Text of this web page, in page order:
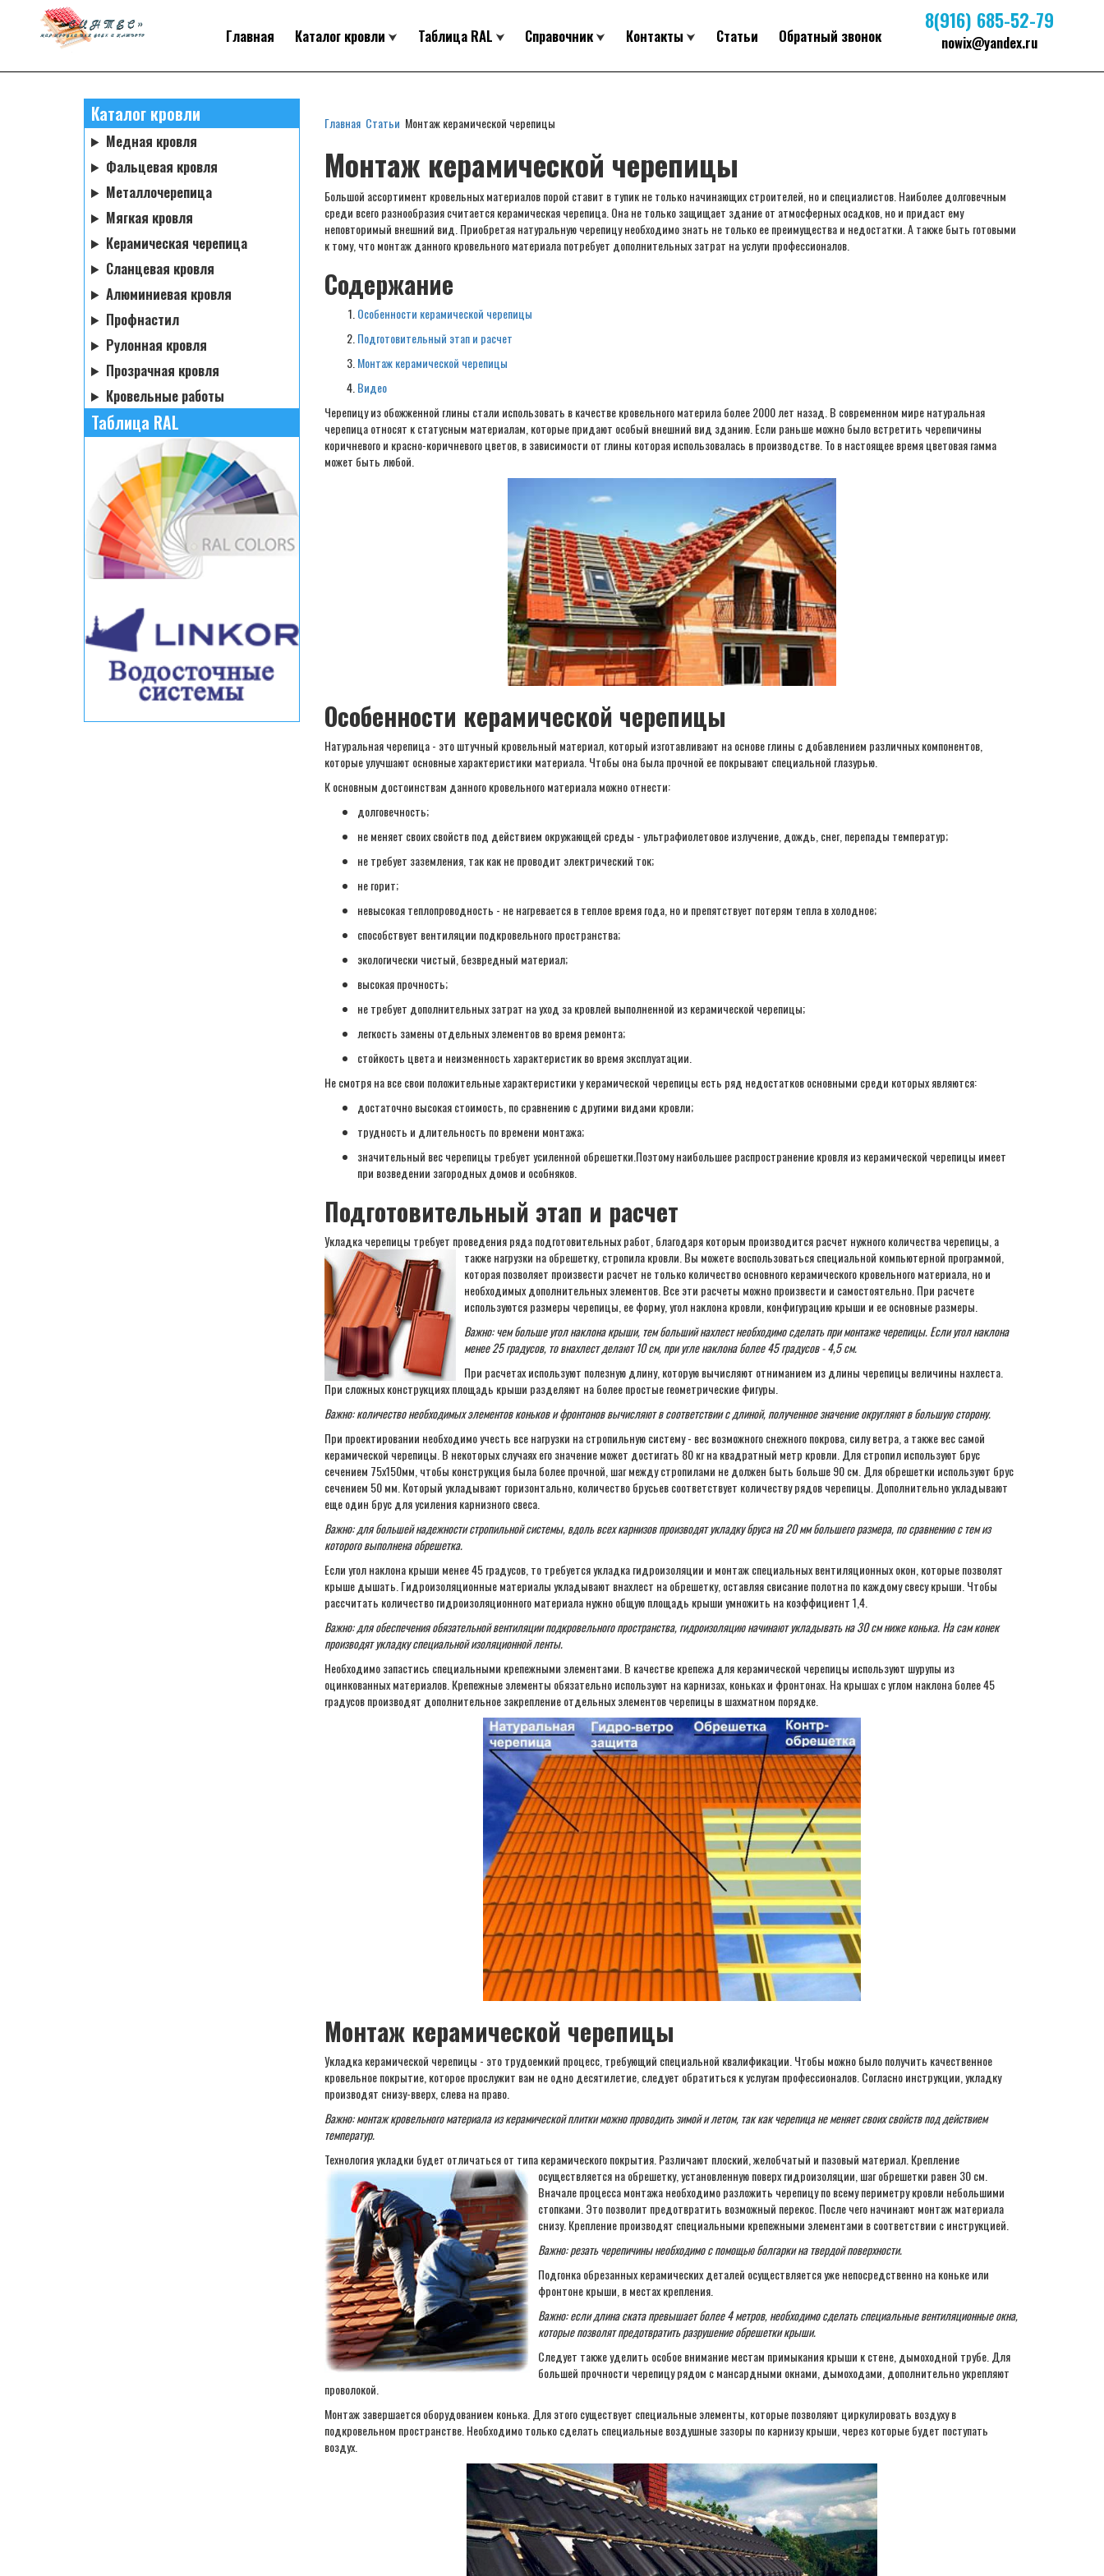
Главная Каталог кровли Таблица RAL Справочник Контакты Статьи Обратный звонок
8(916) 685-52-79
nowix@yandex.ru
Каталог кровли
Медная кровля
Фальцевая кровля
Металлочерепица
Мягкая кровля
Керамическая черепица
Сланцевая кровля
Алюминиевая кровля
Профнастил
Рулонная кровля
Прозрачная кровля
Кровельные работы
Таблица RAL
Главная Статьи Монтаж керамической черепицы
Монтаж керамической черепицы
Большой ассортимент кровельных материалов порой ставит в тупик не только начинающих строителей, но и специалистов. Наиболее долговечным
среди всего разнообразия считается керамическая черепица. Она не только защищает здание от атмосферных осадков, но и придаст ему
неповторимый внешний вид. Приобретая натуральную черепицу необходимо знать не только ее преимущества и недостатки. А также быть готовыми
к тому, что монтаж данного кровельного материала потребует дополнительных затрат на услуги профессионалов.
Содержание
Особенности керамической черепицы
Подготовительный этап и расчет
Монтаж керамической черепицы
Видео
Черепицу из обожженной глины стали использовать в качестве кровельного материла более 2000 лет назад. В современном мире натуральная
черепица относят к статусным материалам, которые придают особый внешний вид зданию. Если раньше можно было встретить черепичины
коричневого и красно-коричневого цветов, в зависимости от глины которая использовалась в производстве. То в настоящее время цветовая гамма
может быть любой.
Особенности керамической черепицы
Натуральная черепица - это штучный кровельный материал, который изготавливают на основе глины с добавлением различных компонентов,
которые улучшают основные характеристики материала. Чтобы она была прочной ее покрывают специальной глазурью.
К основным достоинствам данного кровельного материала можно отнести:
долговечность;
не меняет своих свойств под действием окружающей среды - ультрафиолетовое излучение, дождь, снег, перепады температур;
не требует заземления, так как не проводит электрический ток;
не горит;
невысокая теплопроводность - не нагревается в теплое время года, но и препятствует потерям тепла в холодное;
способствует вентиляции подкровельного пространства;
экологически чистый, безвредный материал;
высокая прочность;
не требует дополнительных затрат на уход за кровлей выполненной из керамической черепицы;
легкость замены отдельных элементов во время ремонта;
стойкость цвета и неизменность характеристик во время эксплуатации.
Не смотря на все свои положительные характеристики у керамической черепицы есть ряд недостатков основными среди которых являются:
достаточно высокая стоимость, по сравнению с другими видами кровли;
трудность и длительность по времени монтажа;
значительный вес черепицы требует усиленной обрешетки.Поэтому наибольшее распространение кровля из керамической черепицы имеет
при возведении загородных домов и особняков.
Подготовительный этап и расчет
Укладка черепицы требует проведения ряда подготовительных работ, благодаря которым производится расчет нужного количества черепицы, а
также нагрузки на обрешетку, стропила кровли. Вы можете воспользоваться специальной компьютерной программой,
которая позволяет произвести расчет не только количество основного керамического кровельного материала, но и
необходимых дополнительных элементов. Все эти расчеты можно произвести и самостоятельно. При расчете
используются размеры черепицы, ее форму, угол наклона кровли, конфигурацию крыши и ее основные размеры.
Важно: чем больше угол наклона крыши, тем больший нахлест необходимо сделать при монтаже черепицы. Если угол наклона
менее 25 градусов, то внахлест делают 10 см, при угле наклона более 45 градусов - 4,5 см.
При расчетах используют полезную длину, которую вычисляют отниманием из длины черепицы величины нахлеста.
При сложных конструкциях площадь крыши разделяют на более простые геометрические фигуры.
Важно: количество необходимых элементов коньков и фронтонов вычисляют в соответствии с длиной, полученное значение округляют в большую сторону.
При проектировании необходимо учесть все нагрузки на стропильную систему - вес возможного снежного покрова, силу ветра, а также вес самой
керамической черепицы. В некоторых случаях его значение может достигать 80 кг на квадратный метр кровли. Для стропил используют брус
сечением 75х150мм, чтобы конструкция была более прочной, шаг между стропилами не должен быть больше 90 см. Для обрешетки используют брус
сечением 50 мм. Который укладывают горизонтально, количество брусьев соответствует количеству рядов черепицы. Дополнительно укладывают
еще один брус для усиления карнизного свеса.
Важно: для большей надежности стропильной системы, вдоль всех карнизов производят укладку бруса на 20 мм большего размера, по сравнению с тем из
которого выполнена обрешетка.
Если угол наклона крыши менее 45 градусов, то требуется укладка гидроизоляции и монтаж специальных вентиляционных окон, которые позволят
крыше дышать. Гидроизоляционные материалы укладывают внахлест на обрешетку, оставляя свисание полотна по каждому свесу крыши. Чтобы
рассчитать количество гидроизоляционного материала нужно общую площадь крыши умножить на коэффициент 1,4.
Важно: для обеспечения обязательной вентиляции подкровельного пространства, гидроизоляцию начинают укладывать на 30 см ниже конька. На сам конек
производят укладку специальной изоляционной ленты.
Необходимо запастись специальными крепежными элементами. В качестве крепежа для керамической черепицы используют шурупы из
оцинкованных материалов. Крепежные элементы обязательно используют на карнизах, коньках и фронтонах. На крышах с углом наклона более 45
градусов производят дополнительное закрепление отдельных элементов черепицы в шахматном порядке.
Монтаж керамической черепицы
Укладка керамической черепицы - это трудоемкий процесс, требующий специальной квалификации. Чтобы можно было получить качественное
кровельное покрытие, которое прослужит вам не одно десятилетие, следует обратиться к услугам профессионалов. Согласно инструкции, укладку
производят снизу-вверх, слева на право.
Важно: монтаж кровельного материала из керамической плитки можно проводить зимой и летом, так как черепица не меняет своих свойств под действием
температур.
Технология укладки будет отличаться от типа керамического покрытия. Различают плоский, желобчатый и пазовый материал. Крепление
осуществляется на обрешетку, установленную поверх гидроизоляции, шаг обрешетки равен 30 см.
Вначале процесса монтажа необходимо разложить черепицу по всему периметру кровли небольшими
стопками. Это позволит предотвратить возможный перекос. После чего начинают монтаж материала
снизу. Крепление производят специальными крепежными элементами в соответствии с инструкцией.
Важно: резать черепичины необходимо с помощью болгарки на твердой поверхности.
Подгонка обрезанных керамических деталей осуществляется уже непосредственно на коньке или
фронтоне крыши, в местах крепления.
Важно: если длина ската превышает более 4 метров, необходимо сделать специальные вентиляционные окна,
которые позволят предотвратить разрушение обрешетки крыши.
Следует также уделить особое внимание местам примыкания крыши к стене, дымоходной трубе. Для
большей прочности черепицу рядом с мансардными окнами, дымоходами, дополнительно укрепляют
проволокой.
Монтаж завершается оборудованием конька. Для этого существует специальные элементы, которые позволяют циркулировать воздуху в
подкровельном пространстве. Необходимо только сделать специальные воздушные зазоры по карнизу крыши, через которые будет поступать
воздух.